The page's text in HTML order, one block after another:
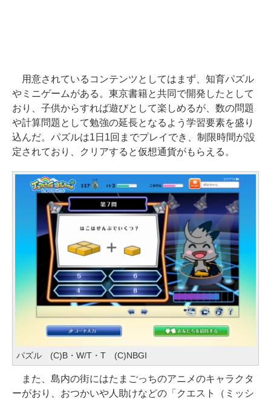
用意されているコンテンツとしてはまず、知育パズル
やミニゲームがある。東京書籍と共同で開発したとして
おり、子供からすれば遊びとして楽しめるが、数の問題
や計算問題として勉強の延長となるよう学習要素を盛り
込んだ。パズルは1日1回までプレイでき、制限時間が設
定されており、クリアすると仮想通貨がもらえる。
パズル (C)B・W/T・T (C)NBGI
また、島内の街にはたまごっちのアニメのキャラクタ
ーがおり、おつかいや人助けなどの「クエスト（ミッシ